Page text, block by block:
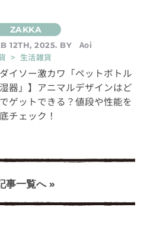
12TH, 2025. BY
Aoi
> 生活雑貨
ダイソー激カワ「ペットボトル
器」】アニマルデザインはど
ゲットできる？値段や性能を
チェック！
事一覧へ »